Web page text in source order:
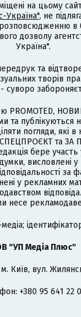
на цьому
Україна", не
в
дозволу
Україна".
та
творів
суворо
PROMOTED,
та публікуються
погляди, які
та ЗА
бере участь
висловлені
за
у рекламних
несе
"УП Медіа Плюс"
Київ, вул.
+380 95 641 22